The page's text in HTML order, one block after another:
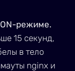
режиме.
15 секунд,
в тело
nginx и